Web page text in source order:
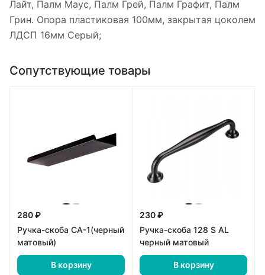
Лайт, Палм Маус, Палм Грей, Палм Графит, Палм
Грин. Опора пластиковая 100мм, закрытая цоколем
ЛДСП 16мм Серый;
Сопутствующие товары
280 ₽
Ручка-скоба СА-1(черный
матовый)
В корзину
230 ₽
Ручка-скоба 128 S AL
черный матовый
В корзину